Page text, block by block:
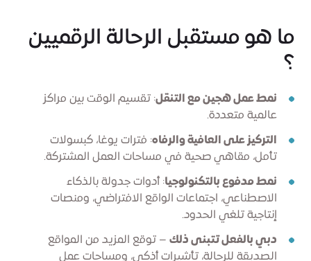
ما هو مستقبل الرحالة الرقميين
؟
نمط عمل هجين مع التنقل: تقسيم الوقت بين مراكز
عالمية متعددة.
التركيز على العافية والرفاه: فترات يوغا، كبسولات
تأمل، مقاهي صحية في مساحات العمل المشتركة.
نمط مدفوع بالتكنولوجيا: أدوات جدولة بالذكاء
الاصطناعي، اجتماعات الواقع الافتراضي، ومنصات
إنتاجية تلغي الحدود.
دبي بالفعل تتبنى ذلك – توقع المزيد من المواقع
الصديقة للرحالة، تأشيرات أذكى، ومساحات عمل